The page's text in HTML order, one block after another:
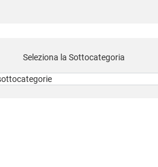
Seleziona la Sottocategoria